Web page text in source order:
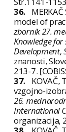
36.
model of
zbornik 27.
Knowledge
Development,
znanosti,
213-7.
37.
KOVAČ,
vzgojno-
26.
International
organizacija,